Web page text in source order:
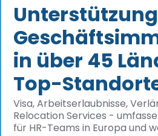
in über 45
Top-
Visa, Arbeitserlaubnisse,
Relocation Services -
für HR-Teams in Europa und